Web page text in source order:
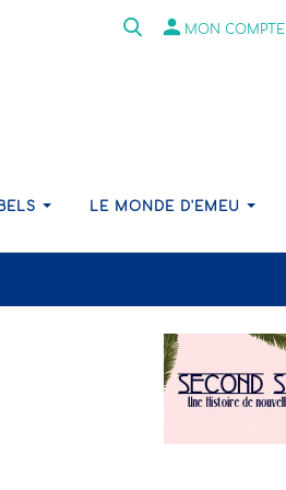
person MON COMPTE
LE MONDE D'EMEU